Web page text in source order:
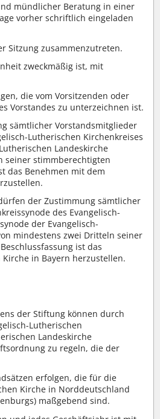
mündlicher Beratung in einer
vorher schriftlich eingeladen
Sitzung zusammenzutreten.
zweckmäßig ist, mit
die vom Vorsitzenden oder
Vorstandes zu unterzeichnen ist.
sämtlicher Vorstandsmitglieder
Lutherischen Kirchenkreises
Landeskirche
seiner stimmberechtigten
das Benehmen mit dem
der Zustimmung sämtlicher
des Evangelisch-
der Evangelisch-
mindestens zwei Dritteln seiner
ist das
in Bayern herzustellen.
der Stiftung können durch
Lutherischen
Landeskirche
zu regeln, die der
erfolgen, die für die
Kirche in Norddeutschland
maßgebend sind.